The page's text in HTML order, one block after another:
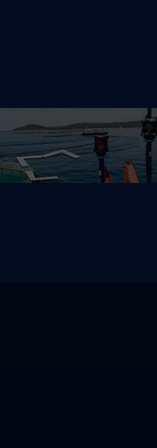
uz otočić Košara u blizini otoka